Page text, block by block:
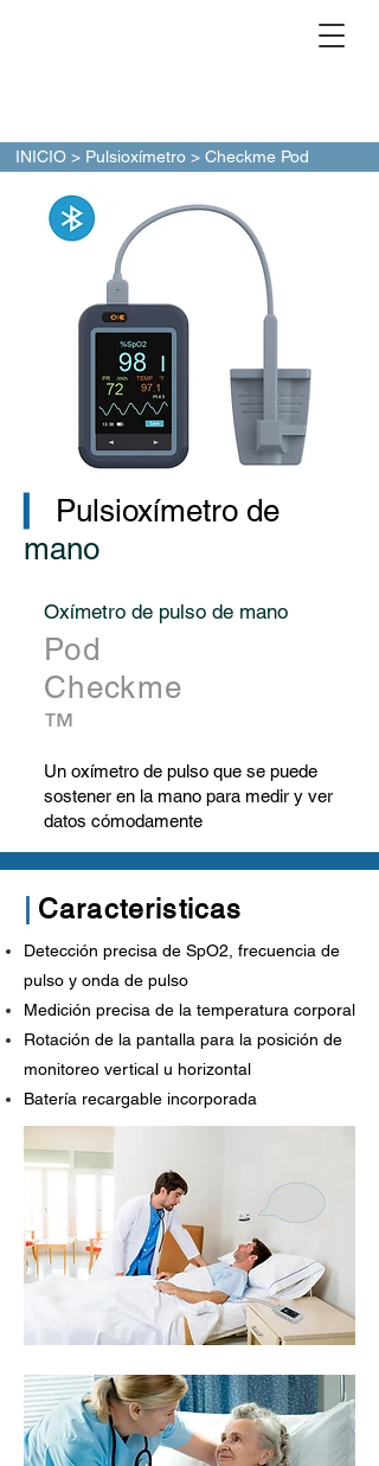
INICIO > Pulsioxímetro > Checkme Pod
Pulsioxímetro de
mano
Oxímetro de pulso de mano
Pod
Checkme
™
Un oxímetro de pulso que se puede
sostener en la mano para medir y ver
datos cómodamente
Caracteristicas
Detección precisa de SpO2, frecuencia de
pulso y onda de pulso
Medición precisa de la temperatura corporal
Rotación de la pantalla para la posición de
monitoreo vertical u horizontal
Batería recargable incorporada
Aplicación de soporte y software para PC